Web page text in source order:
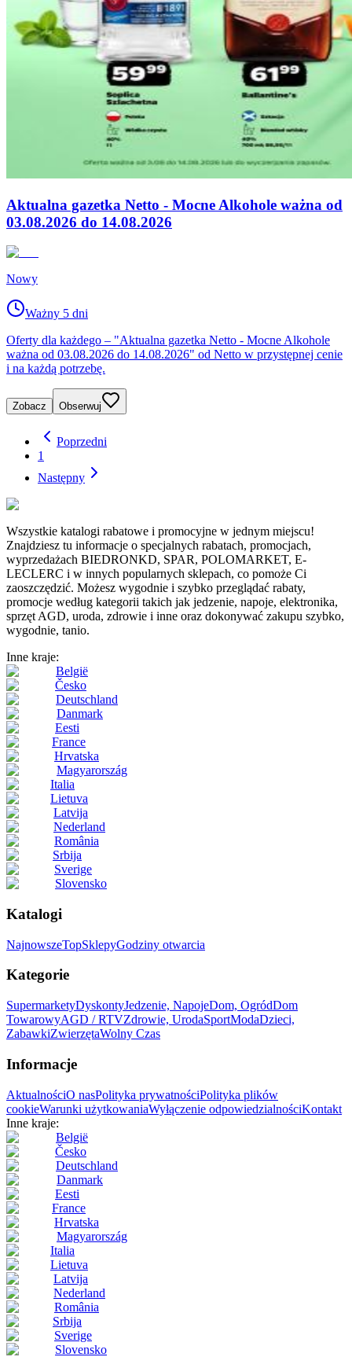
Aktualna gazetka Netto - Mocne Alkohole ważna od
03.08.2026 do 14.08.2026
Nowy
Ważny 5 dni
Oferty dla każdego – "Aktualna gazetka Netto - Mocne Alkohole
ważna od 03.08.2026 do 14.08.2026" od Netto w przystępnej cenie
i na każdą potrzebę.
Zobacz Obserwuj
Poprzedni
1
Następny
Wszystkie katalogi rabatowe i promocyjne w jednym miejscu!
Znajdziesz tu informacje o specjalnych rabatach, promocjach,
wyprzedażach BIEDRONKD, SPAR, POLOMARKET, E-
LECLERC i w innych popularnych sklepach, co pomoże Ci
zaoszczędzić. Możesz wygodnie i szybko przeglądać rabaty,
promocje według kategorii takich jak jedzenie, napoje, elektronika,
sprzęt AGD, uroda, zdrowie i inne oraz dokonywać zakupu szybko,
wygodnie, tanio.
Inne kraje:
België
Česko
Deutschland
Danmark
Eesti
France
Hrvatska
Magyarország
Italia
Lietuva
Latvija
Nederland
România
Srbija
Sverige
Slovensko
Katalogi
NajnowszeTopSklepyGodziny otwarcia
Kategorie
SupermarketyDyskontyJedzenie, NapojeDom, OgródDom
TowarowyAGD / RTVZdrowie, UrodaSportModaDzieci,
ZabawkiZwierzętaWolny Czas
Informacje
AktualnościO nasPolityka prywatnościPolityka plików
cookieWarunki użytkowaniaWyłączenie odpowiedzialnościKontakt
Inne kraje:
België
Česko
Deutschland
Danmark
Eesti
France
Hrvatska
Magyarország
Italia
Lietuva
Latvija
Nederland
România
Srbija
Sverige
Slovensko